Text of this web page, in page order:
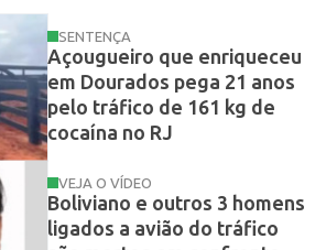
SENTENÇA
Açougueiro que enriqueceu
em Dourados pega 21 anos
pelo tráfico de 161 kg de
cocaína no RJ
VEJA O VÍDEO
Boliviano e outros 3 homens
ligados a avião do tráfico